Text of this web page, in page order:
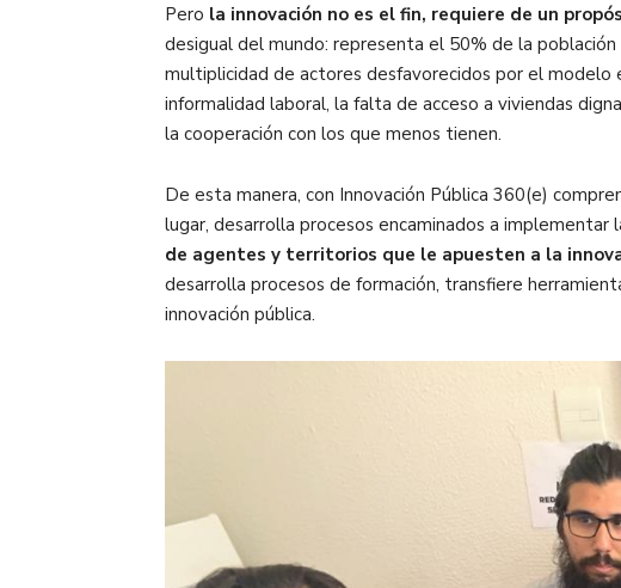
Pero la innovación no es el fin, requiere de un
desigual del mundo: representa el 50% de la
multiplicidad de actores desfavorecidos por el
informalidad laboral, la falta de acceso a viviendas
la cooperación con los que menos tienen.
De esta manera, con Innovación Pública 360(e)
lugar, desarrolla procesos encaminados a implementar
de agentes y territorios que le apuesten a la
desarrolla procesos de formación, transfiere
innovación pública.